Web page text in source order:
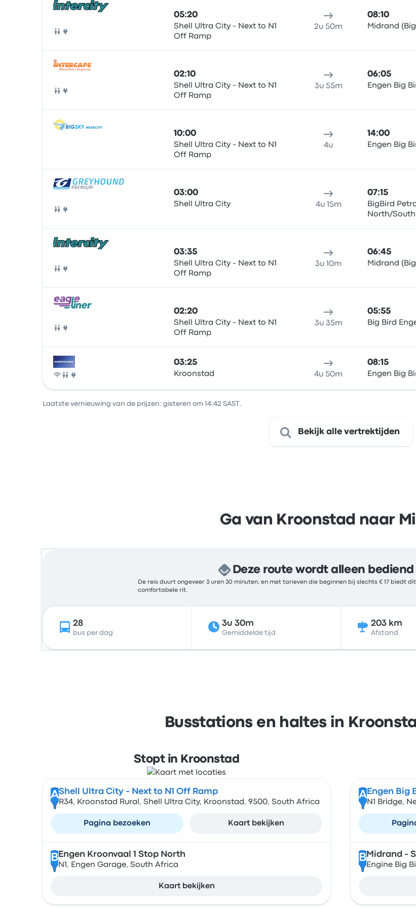
Bus
05:20
Shell Ultra City - Next to N1
Off Ramp
2u 50m
08:10
Midrand
Bus
02:10
Shell Ultra City - Next to N1
Off Ramp
3u 55m
06:05
Engen Big
10:00
Shell Ultra City - Next to N1
Off Ramp
4u
14:00
Engen Big
Bus
03:00
Shell Ultra City 4u 15m
07:15
BigBird
North/South
Bus
03:35
Shell Ultra City - Next to N1
Off Ramp
3u 10m
06:45
Midrand
Bus
02:20
Shell Ultra City - Next to N1
Off Ramp
3u 35m
05:55
Big Bird
Bus
03:25
Kroonstad 4u 50m
08:15
Engen Big
Laatste vernieuwing van de prijzen: gisteren om 14:42 SAST.
Bekijk alle vertrektijden
Ga van Kroonstad naar
Deze route wordt alleen
De reis duurt ongeveer 3 uren 30 minuten, en met tarieven die beginnen bij slechts € 17 biedt
comfortabele rit.
28
bus per dag
3u 30m
Gemiddelde tijd
203 km
Afstand
Busstations en haltes in
Stopt in Kroonstad
AShell Ultra City - Next to N1 Off Ramp
R34, Kroonstad Rural, Shell Ultra City, Kroonstad, 9500, South Africa
Pagina bezoeken Kaart bekijken
B Engen Kroonvaal 1 Stop North
N1, Engen Garage, South Africa
Kaart bekijken
A Engen Big
N1 Bridge,
B Midrand -
Engine Big